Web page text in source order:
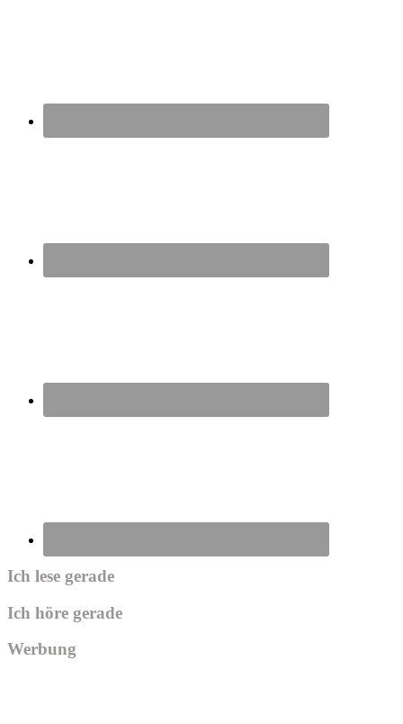
Ich lese gerade
Ich höre gerade
Werbung